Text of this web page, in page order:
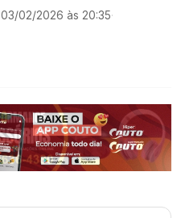
03/02/2026 às 20:35·